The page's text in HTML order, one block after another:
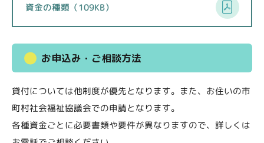
資金の種類（109KB）
お申込み・ご相談方法
貸付については他制度が優先となります。また、お住いの市
町村社会福祉協議会での申請となります。
各種資金ごとに必要書類や要件が異なりますので、詳しくは